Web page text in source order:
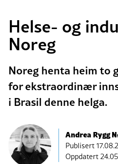
Helse- og
Noreg
Noreg henta heim to
for ekstraordinær
i Brasil denne helga.
Andrea Rygg
Publisert
Oppdatert